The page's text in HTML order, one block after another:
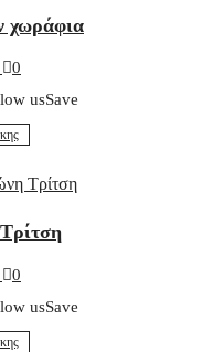
χωράφια
0
usSave
0
usSave